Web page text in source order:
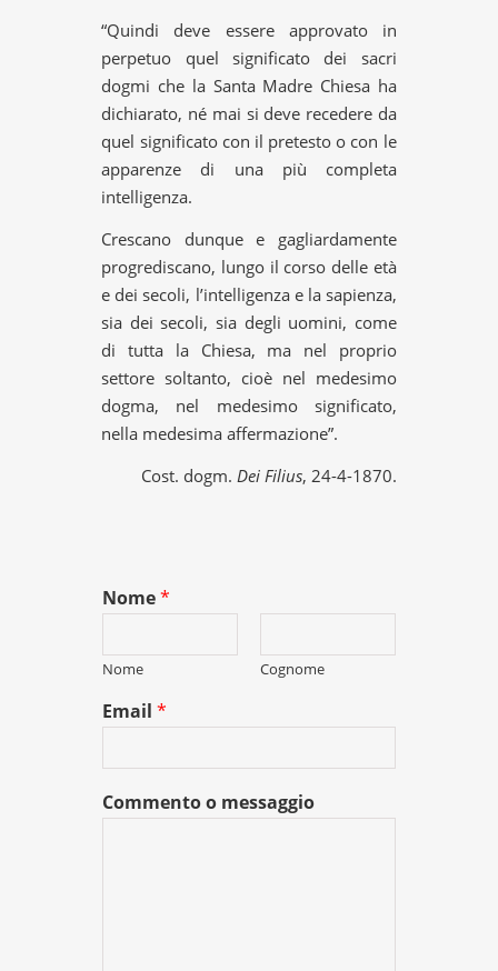
“Quindi deve essere approvato in
perpetuo quel significato dei sacri
dogmi che la Santa Madre Chiesa ha
dichiarato, né mai si deve recedere da
quel significato con il pretesto o con le
apparenze di una più completa
intelligenza.
Crescano dunque e gagliardamente
progrediscano, lungo il corso delle età
e dei secoli, l’intelligenza e la sapienza,
sia dei secoli, sia degli uomini, come
di tutta la Chiesa, ma nel proprio
settore soltanto, cioè nel medesimo
dogma, nel medesimo significato,
nella medesima affermazione”.
Cost. dogm. Dei Filius, 24-4-1870.
Nome*
Nome Cognome
Email*
Commento o messaggio